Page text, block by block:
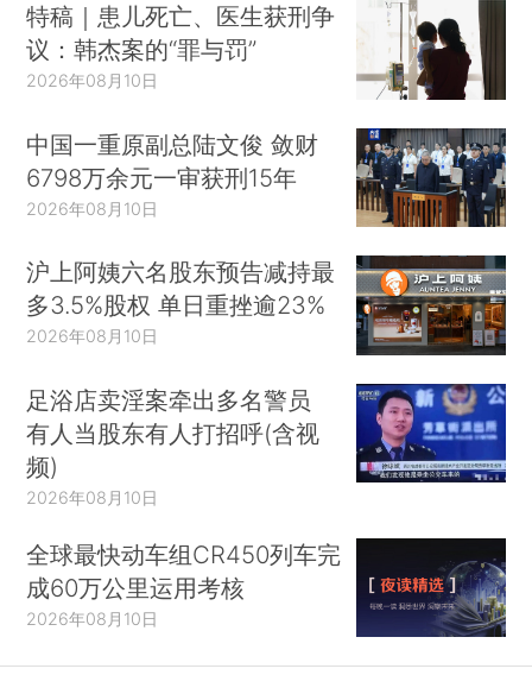
特稿｜患儿死亡、医生获刑争
议：韩杰案的“罪与罚”
2026年08月10日
中国一重原副总陆文俊 敛财
6798万余元一审获刑15年
2026年08月10日
沪上阿姨六名股东预告减持最
多3.5%股权 单日重挫逾23%
2026年08月10日
足浴店卖淫案牵出多名警员
有人当股东有人打招呼(含视
频)
2026年08月10日
全球最快动车组CR450列车完
成60万公里运用考核
2026年08月10日